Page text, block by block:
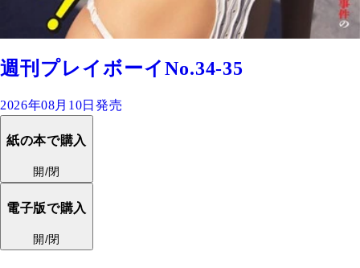
週刊プレイボーイNo.34-35
2026年08月10日発売
紙の本で購入
開/閉
電子版で購入
開/閉